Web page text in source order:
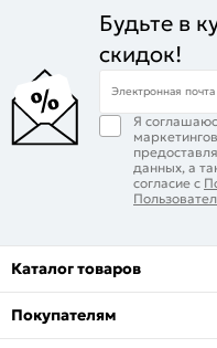
Будьте в
скидок!
Электронная почта
Я
данных, а
согласие с
Каталог товаров
Покупателям